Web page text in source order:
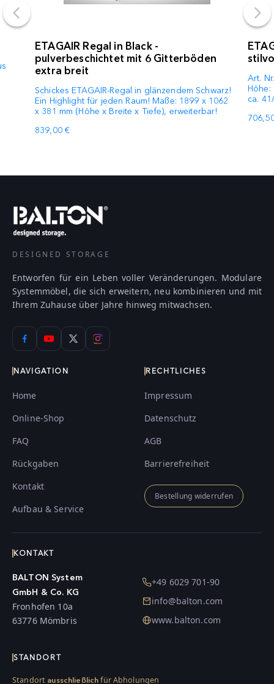
ETAGAIR Regal in Black -
pulverbeschichtet mit 6 Gitterböden
extra breit
Schickes ETAGAIR-Regal in glänzendem Schwarz!
Ein Highlight für jeden Raum! Maße: 1899 x 1062
x 381 mm (Höhe x Breite x Tiefe), erweiterbar!
839,00 €
Art.
Höhe:
ca.
DESIGNED STORAGE
Entworfen für ein Leben voller Veränderungen. Modulare
Systemmöbel, die sich erweitern, neu kombinieren und mit
Ihrem Zuhause über Jahre hinweg mitwachsen.
NAVIGATION
Home
Online-Shop
FAQ
Rückgaben
Kontakt
Aufbau & Service
RECHTLICHES
Impressum
Datenschutz
AGB
Barrierefreiheit
Bestellung widerrufen
KONTAKT
BALTON System
GmbH & Co. KG
Fronhofen 10a
63776 Mömbris
+49 6029 701-90
info@balton.com
www.balton.com
STANDORT
Standort ausschließlich für Abholungen